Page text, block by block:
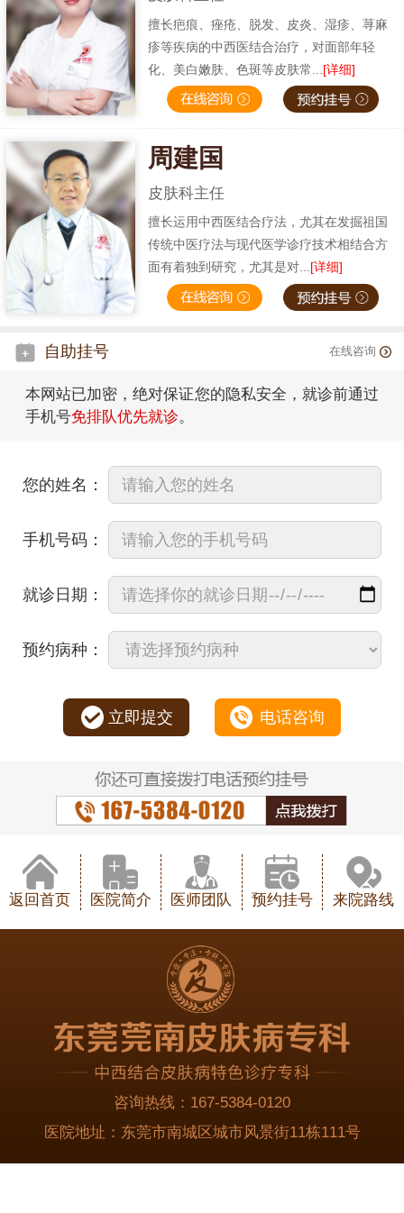
擅长疤痕、痤疮、脱发、皮炎、湿疹、荨麻
疹等疾病的中西医结合治疗，对面部年轻
化、美白嫩肤、色斑等皮肤常... [详细]
周建国
皮肤科主任
擅长运用中西医结合疗法，尤其在发掘祖国
传统中医疗法与现代医学诊疗技术相结合方
面有着独到研究，尤其是对...[详细]
自助挂号 在线咨询
本网站已加密，绝对保证您的隐私安全，就诊前通过
手机号免排队优先就诊。
您的姓名：
手机号码：
就诊日期：
预约病种：
立即提交 电话咨询
返回首页 医院简介 医师团队 预约挂号 来院路线
咨询热线： 167-5384-0120
医院地址： 东莞市南城区城市风景街11栋111号